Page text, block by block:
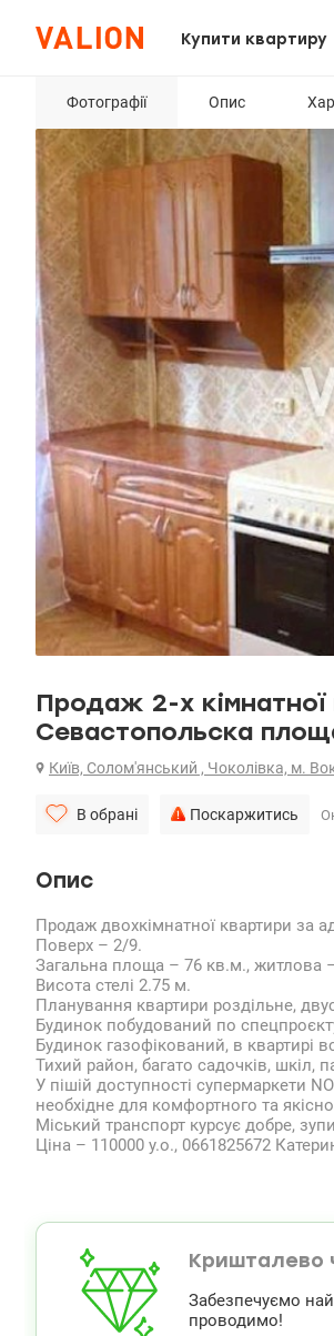
Купити квартиру
Фотографії Опис
Продаж 2-х
Севастопольска
Київ, Солом'янський , Чоколівка, м.
В обрані Поскаржитись
Опис
Продаж двохкімнатної квартири за
Поверх – 2/9.
Загальна площа – 76 кв.м., житлова
Висота стелі 2.75 м.
Планування квартири роздільне,
Будинок побудований по
Будинок газофікований, в квартирі
Тихий район, багато садочків, шкіл,
У пішій доступності супермаркети
необхідне для комфортного та
Міський транспорт курсує добре,
Ціна – 110000 у.о., 0661825672
Кришталево
Забезпечуємо
проводимо!